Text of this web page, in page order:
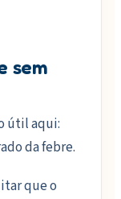
sem
útil aqui:
da febre.
que o